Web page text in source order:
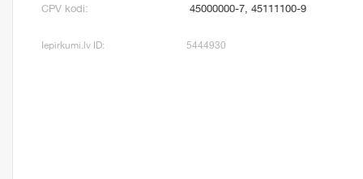
CPV kodi:
45000000-7, 45111100-9
Iepirkumi.lv ID: 5444930